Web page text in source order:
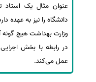
عنوان مثال یک
وزارت بهداشت هیچ گونه
در رابطه با بخش
عمل می‌کند.